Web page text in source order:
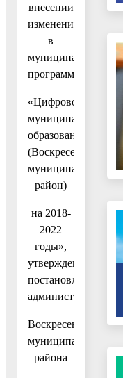
внесении
изменений
в
муниципальную
программу
«Цифровое
муниципальное
образование
(Воскресенский
муниципальный
район)
на 2018-
2022
годы»,
утвержденную
постановлением
администрации
Воскресенского
муниципального
района